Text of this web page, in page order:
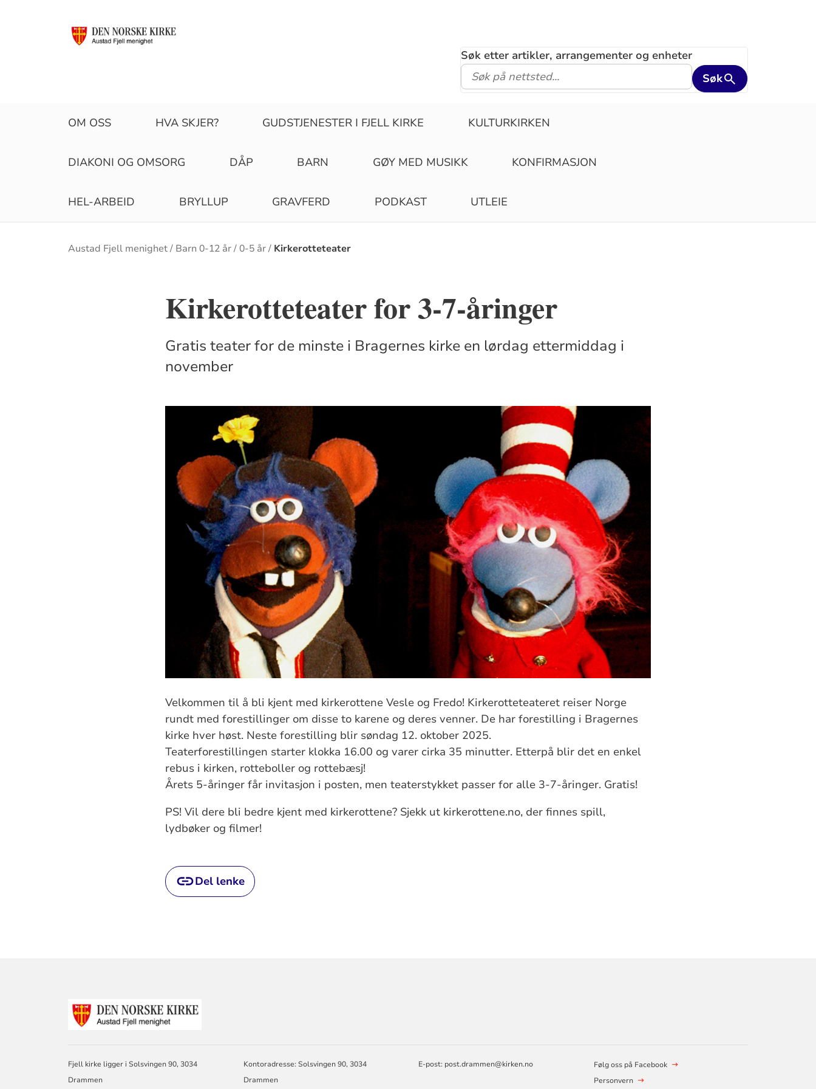
Søk etter artikler, arrangementer og enheter
Søk
OM OSS HVA SKJER? GUDSTJENESTER I FJELL KIRKE KULTURKIRKEN
DIAKONI OG OMSORG DÅP BARN GØY MED MUSIKK KONFIRMASJON
HEL-ARBEID BRYLLUP GRAVFERD PODKAST UTLEIE
Brødsmulesti
Austad Fjell menighet Barn 0-12 år 0-5 år Kirkerotteteater
Kirkerotteteater for 3-7-åringer
Gratis teater for de minste i Bragernes kirke en lørdag ettermiddag i
november
Velkommen til å bli kjent med kirkerottene Vesle og Fredo! Kirkerotteteateret reiser Norge
rundt med forestillinger om disse to karene og deres venner. De har forestilling i Bragernes
kirke hver høst. Neste forestilling blir søndag 12. oktober 2025.
Teaterforestillingen starter klokka 16.00 og varer cirka 35 minutter. Etterpå blir det en enkel
rebus i kirken, rotteboller og rottebæsj!
Årets 5-åringer får invitasjon i posten, men teaterstykket passer for alle 3-7-åringer. Gratis!
PS! Vil dere bli bedre kjent med kirkerottene? Sjekk ut kirkerottene.no, der finnes spill,
lydbøker og filmer!
Del lenke
DRAMMEN
Fjell kirke ligger i Solsvingen 90, 3034
Drammen
Kontoradresse: Solsvingen 90, 3034
Drammen
E-post: post.drammen@kirken.no
Følg oss på Facebook
Personvern